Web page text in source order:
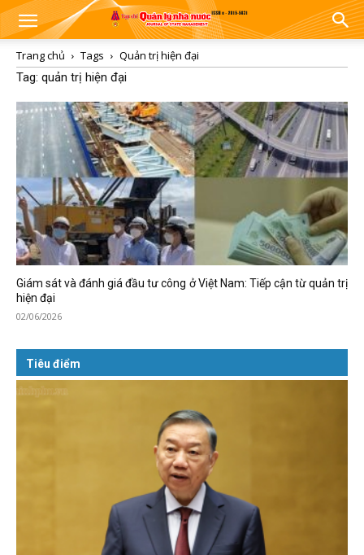
Trang chủ Tags
Quản trị hiện đại
Tag: quản trị hiện đại
Giám sát và đánh giá đầu tư công ở Việt Nam: Tiếp cận từ quản trị
hiện đại
02/06/2026
Tiêu điểm